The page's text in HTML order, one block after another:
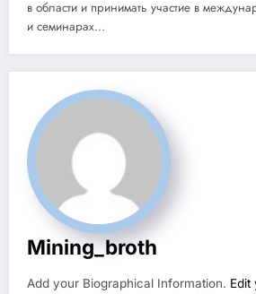
в области и принимать участие в
и семинарах…
Mining_broth
Add your Biographical Information. Edit